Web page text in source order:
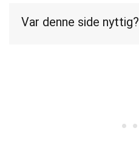
Var denne side nyttig?